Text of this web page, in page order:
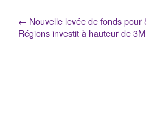
← Nouvelle levée de fonds pour
Régions investit à hauteur de